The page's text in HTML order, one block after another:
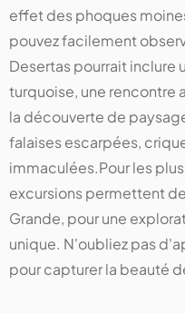
effet des phoques
pouvez facilement
Desertas pourrait inclure
turquoise, une rencontre
la découverte de
falaises escarpées,
immaculées.Pour les
excursions permettent
Grande, pour une
unique. N'oubliez pas
pour capturer la beauté